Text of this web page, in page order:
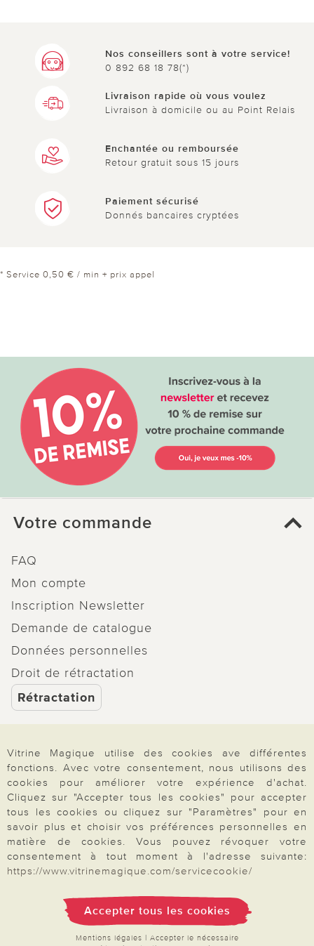
Nos conseillers sont à votre service!
0 892 68 18 78(*)
Livraison rapide où vous voulez
Livraison à domicile ou au Point Relais
Enchantée ou remboursée
Retour gratuit sous 15 jours
Paiement sécurisé
Donnés bancaires cryptées
* Service 0,50 € / min + prix appel
Votre commande
FAQ
Mon compte
Inscription Newsletter
Demande de catalogue
Données personnelles
Droit de rétractation
Rétractation
Paiement & Livraison
À propos de nous
Besoin d'aide?
Mentions légales|CGV|Données & liberté|Vie privée & cookies
Vitrine Magique utilise des cookies ave différentes
fonctions. Avec votre consentement, nous utilisons des
cookies pour améliorer votre expérience d'achat.
Cliquez sur "Accepter tous les cookies" pour accepter
tous les cookies ou cliquez sur "Paramètres" pour en
savoir plus et choisir vos préférences personnelles en
matière de cookies. Vous pouvez révoquer votre
consentement à tout moment à l'adresse suivante:
https://www.vitrinemagique.com/servicecookie/
Accepter tous les cookies
Mentions légales | Accepter le nécessaire